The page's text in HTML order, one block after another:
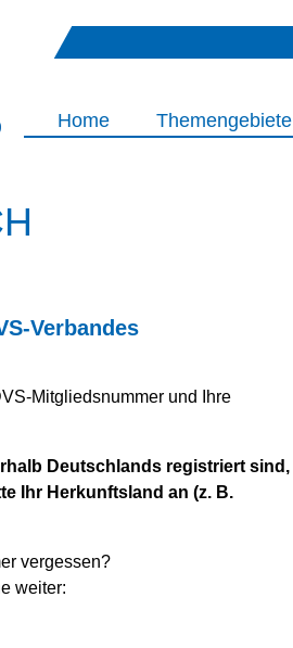
Home Themengebiete
Verbandes
Mitgliedsnummer und Ihre
Deutschlands registriert sind,
Ihr Herkunftsland an (z. B.
vergessen?
weiter: